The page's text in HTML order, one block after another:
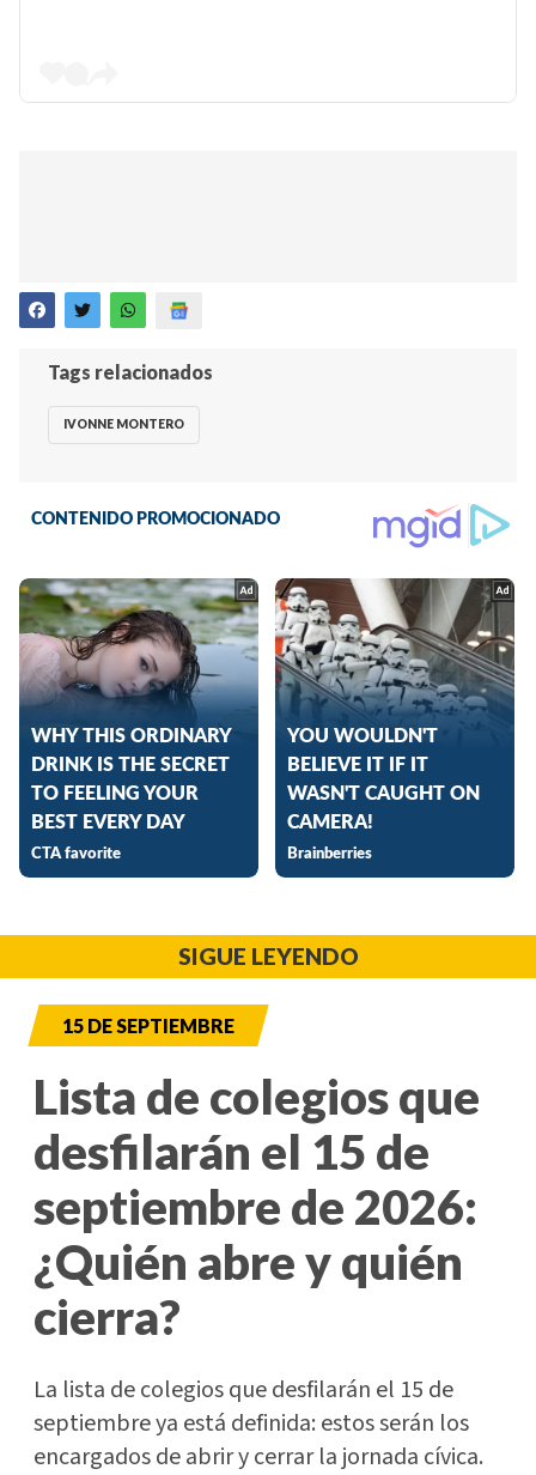
Tags relacionados
IVONNE MONTERO
SIGUE LEYENDO
15 DE SEPTIEMBRE
Lista de colegios que
desfilarán el 15 de
septiembre de 2026:
¿Quién abre y quién
cierra?
La lista de colegios que desfilarán el 15 de
septiembre ya está definida: estos serán los
encargados de abrir y cerrar la jornada cívica.